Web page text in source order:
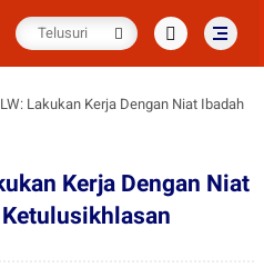
Lakukan Kerja Dengan Niat Ibadah
Kerja Dengan Niat